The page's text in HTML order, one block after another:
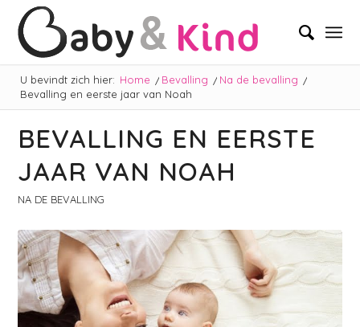
U bevindt zich hier: Home / Bevalling / Na de bevalling /
Bevalling en eerste jaar van Noah
BEVALLING EN EERSTE
JAAR VAN NOAH
NA DE BEVALLING